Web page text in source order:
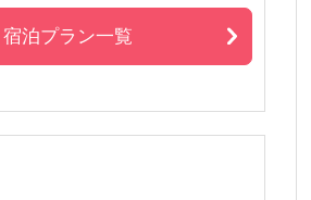
宿泊プラン一覧